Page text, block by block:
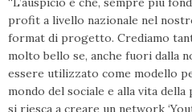
profit a livello nazionale nel
format di progetto. Crediamo
molto bello se, anche fuori dalla
essere utilizzato come modello
mondo del sociale e alla vita
si riesca a creare un network